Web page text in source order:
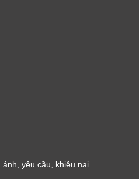
yêu cầu, khiêu nại